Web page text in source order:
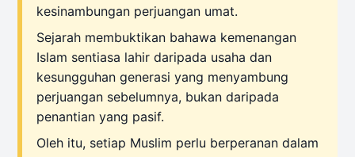
kesinambungan perjuangan umat.
Sejarah membuktikan bahawa kemenangan
Islam sentiasa lahir daripada usaha dan
kesungguhan generasi yang menyambung
perjuangan sebelumnya, bukan daripada
penantian yang pasif.
Oleh itu, setiap Muslim perlu berperanan dalam